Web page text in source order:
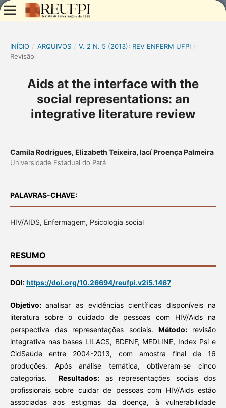
INÍCIO / ARQUIVOS / V. 2 N. 5 (2013): REV ENFERM UFPI /
Revisão
Aids at the interface with the
social representations: an
integrative literature review
Camila Rodrigues, Elizabeth Teixeira, Iací Proença Palmeira
Universidade Estadual do Pará
PALAVRAS-CHAVE:
HIV/AIDS, Enfermagem, Psicologia social
RESUMO
DOI:https://doi.org/10.26694/reufpi.v2i5.1467
Objetivo:analisar as evidências científicas disponíveis na
literatura sobre o cuidado de pessoas com HIV/Aids na
perspectiva das representações sociais.Método: revisão
integrativa nas bases LILACS, BDENF, MEDLINE, Index Psi e
CidSaúde entre 2004-2013, com amostra final de 16
produções. Após análise temática, obtiveram-se cinco
categorias. Resultados: as representações sociais dos
profissionais sobre cuidar de pessoas com HIV/Aids estão
associadas aos estigmas da doença, à vulnerabilidade